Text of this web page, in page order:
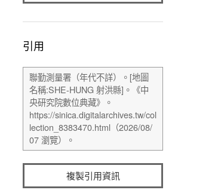
引用
複製引用資訊